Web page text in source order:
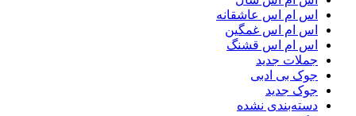
اس ام اس عاشقانه
اس ام اس غمگین
اس ام اس قشنگ
جملات جدید
جوک بی ادبی
جوک جدید
دسته‌بندی نشده